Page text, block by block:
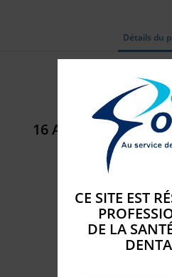
Détails du
Référence
16 AUTRES
CE SITE EST
DE LA